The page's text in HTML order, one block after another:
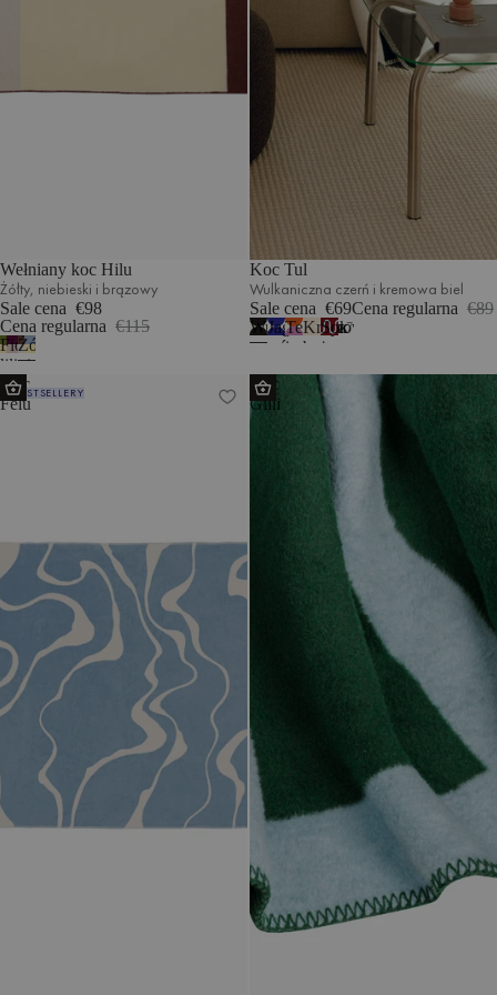
Wełniany koc Hilu
Żółty, niebieski i brązowy
Sale cena €98
Cena regularna €115
Fioletowy,
liliowy
zielony
Żółty,
niebieski
i
brązowy
Koc Tul
Wulkaniczna czerń i kremowa biel
Sale cena €69Cena regularna €89
Wulkaniczna
czerń
kremowa
biel
Jagodowy
mus
kremowa
biel
Terakota
i
Kremowy
beż
kremowa
biel
Sok
z
i
błękit
7
Koc
Felu
BESTSELLERY
Koc
Gilli